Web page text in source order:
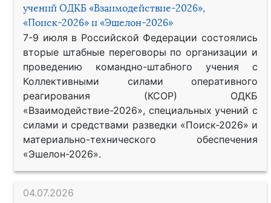
учений ОДКБ «Взаимодействие-2026»,
«Поиск-2026» и «Эшелон-2026»
7-9 июля в Российской Федерации состоялись
вторые штабные переговоры по организации и
проведению командно-штабного учения с
Коллективными силами оперативного
реагирования (КСОР) ОДКБ
«Взаимодействие-2026», специальных учений с
силами и средствами разведки «Поиск-2026» и
материально-технического обеспечения
«Эшелон-2026».
04.07.2026